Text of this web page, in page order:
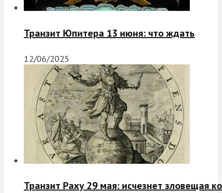
Транзит Юпитера 13 июня: что ждать
12/06/2025
Транзит Раху 29 мая: исчезнет зловещая